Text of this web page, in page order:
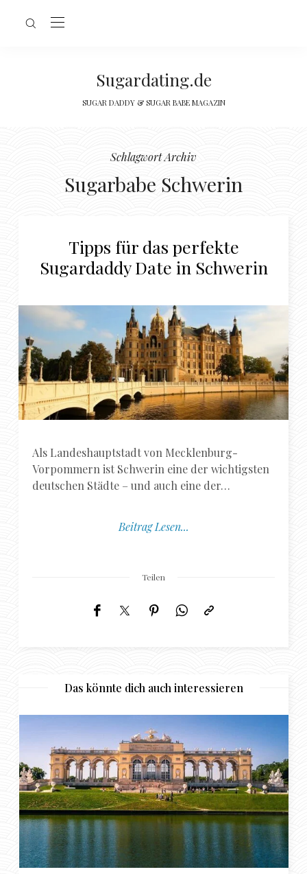
Sugardating.de
SUGAR DADDY & SUGAR BABE MAGAZIN
Schlagwort Archiv
Sugarbabe Schwerin
Tipps für das perfekte
Sugardaddy Date in Schwerin
Als Landeshauptstadt von Mecklenburg-
Vorpommern ist Schwerin eine der wichtigsten
deutschen Städte – und auch eine der…
Beitrag Lesen...
Teilen
Das könnte dich auch interessieren